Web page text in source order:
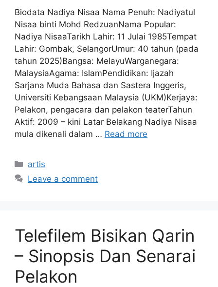
Biodata Nadiya Nisaa Nama Penuh: Nadiyatul
Nisaa binti Mohd RedzuanNama Popular:
Nadiya NisaaTarikh Lahir: 11 Julai 1985Tempat
Lahir: Gombak, SelangorUmur: 40 tahun (pada
tahun 2025)Bangsa: MelayuWarganegara:
MalaysiaAgama: IslamPendidikan: Ijazah
Sarjana Muda Bahasa dan Sastera Inggeris,
Universiti Kebangsaan Malaysia (UKM)Kerjaya:
Pelakon, pengacara dan pelakon teaterTahun
Aktif: 2009 – kini Latar Belakang Nadiya Nisaa
mula dikenali dalam … Read more
Categories
artis
Leave a comment
Telefilem Bisikan Qarin
– Sinopsis Dan Senarai
Pelakon